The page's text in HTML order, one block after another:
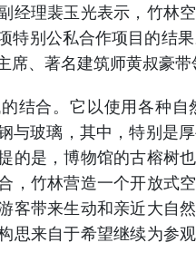
经理裴玉光表示，竹林
特别公私合作项目的结
席、著名建筑师黄叔豪带
结合。它以使用各种
与玻璃，其中，特别是
的是，博物馆的古榕树
，竹林营造一个开放式
客带来生动和亲近大自
思来自于希望继续为参